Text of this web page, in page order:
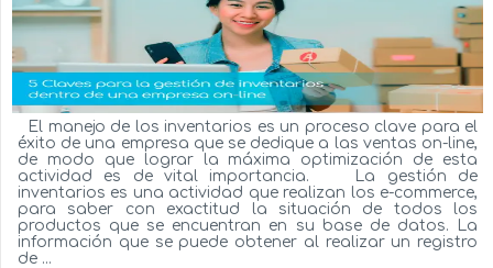
Ver más...
Ver más...
El manejo de los inventarios es un proceso clave para el
éxito de una empresa que se dedique a las ventas on-line,
de modo que lograr la máxima optimización de esta
actividad es de vital importancia. La gestión de
inventarios es una actividad que realizan los e-commerce,
para saber con exactitud la situación de todos los
productos que se encuentran en su base de datos. La
información que se puede obtener al realizar un registro
de ...